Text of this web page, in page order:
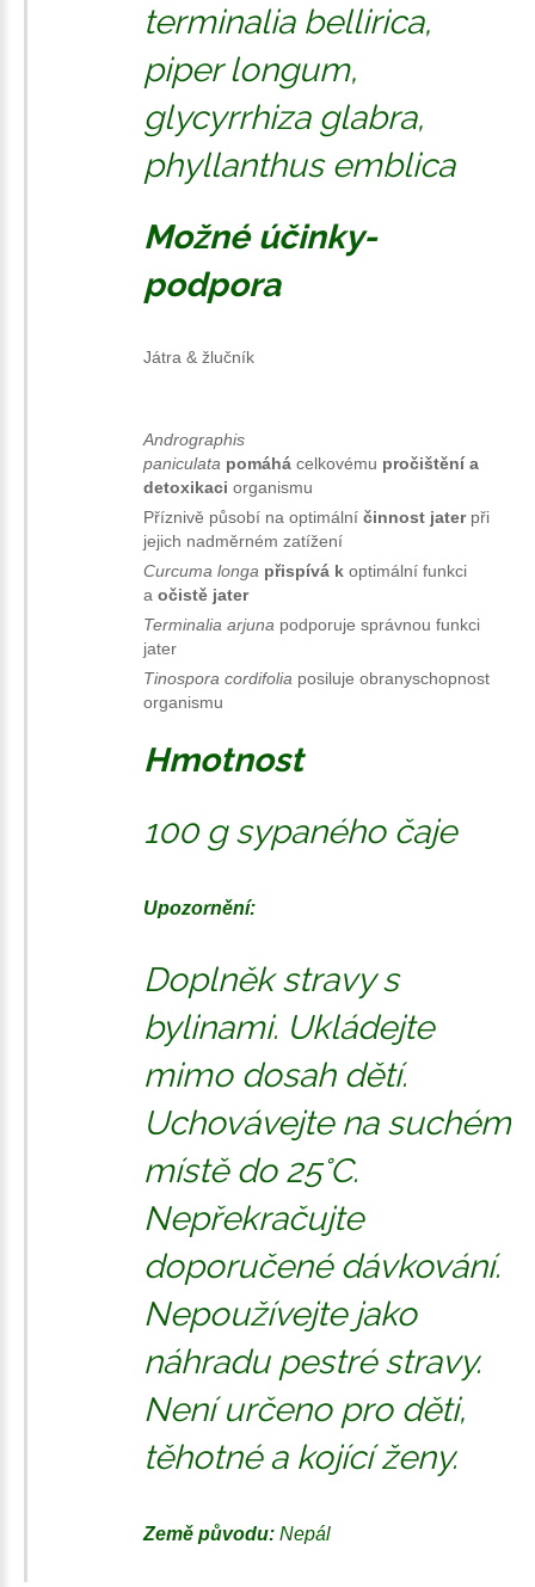
terminalia bellirica,
piper longum,
glycyrrhiza glabra,
phyllanthus emblica
Možné účinky-
podpora
Játra & žlučník
Andrographis
paniculata pomáhá celkovému pročištění a
detoxikaci organismu
Příznivě působí na optimální činnost jaterpři
jejich nadměrném zatížení
Curcuma longa přispívá k optimální funkci
a očistě jater
Terminalia arjuna podporuje správnou funkci
jater
Tinospora cordifolia posiluje obranyschopnost
organismu
Hmotnost
100 g sypaného čaje
Upozornění:
Doplněk stravy s
bylinami. Ukládejte
mimo dosah dětí.
Uchovávejte na suchém
místě do 25°C.
Nepřekračujte
doporučené dávkování.
Nepoužívejte jako
náhradu pestré stravy.
Není určeno pro děti,
těhotné a kojící ženy.
Země původu: Nepál